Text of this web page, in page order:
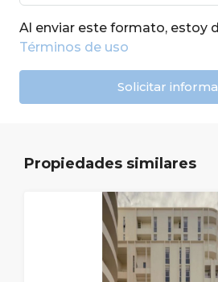
Al enviar este formato, estoy
Términos de uso
Solicitar
Propiedades similares